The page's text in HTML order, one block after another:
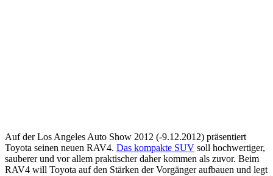
Auf der Los Angeles Auto Show 2012 (-9.12.2012) präsentiert
Toyota seinen neuen RAV4. Das kompakte SUV soll hochwertiger,
sauberer und vor allem praktischer daher kommen als zuvor. Beim
RAV4 will Toyota auf den Stärken der Vorgänger aufbauen und legt